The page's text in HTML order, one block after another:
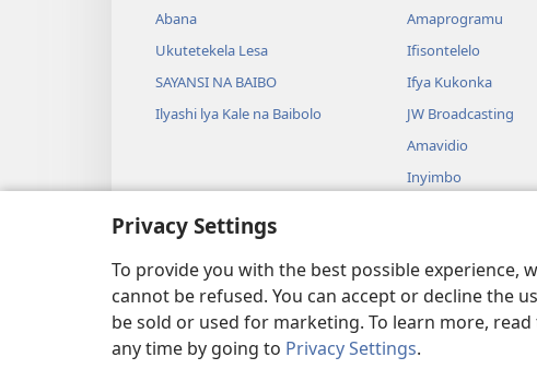
Privacy Settings
To provide you with the best possible experience,
cannot be refused. You can accept or decline the
be sold or used for marketing. To learn more, read
any time by going to Privacy Settings.
Abana
Ukutetekela Lesa
SAYANSI NA BAIBO
Ilyashi lya Kale na Baibolo
Amaprogramu
Ifisontelelo
Ifya Kukonka
JW Broadcasting
Amavidio
Inyimbo
Babelenga nge
Copyright© 2026 Watch Tower Bible and